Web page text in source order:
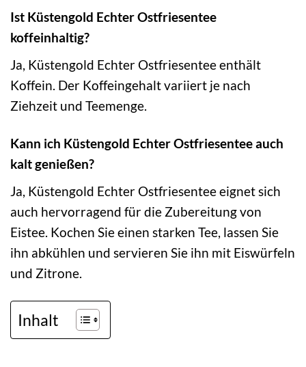
Ist Küstengold Echter Ostfriesentee
koffeinhaltig?
Ja, Küstengold Echter Ostfriesentee enthält
Koffein. Der Koffeingehalt variiert je nach
Ziehzeit und Teemenge.
Kann ich Küstengold Echter Ostfriesentee auch
kalt genießen?
Ja, Küstengold Echter Ostfriesentee eignet sich
auch hervorragend für die Zubereitung von
Eistee. Kochen Sie einen starken Tee, lassen Sie
ihn abkühlen und servieren Sie ihn mit Eiswürfeln
und Zitrone.
Inhalt